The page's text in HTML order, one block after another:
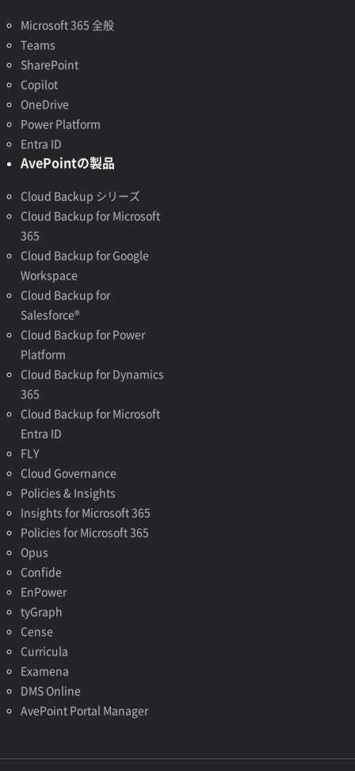
Microsoft 365 全般
Teams
SharePoint
Copilot
OneDrive
Power Platform
Entra ID
AvePointの製品
Cloud Backup シリーズ
Cloud Backup for Microsoft
365
Cloud Backup for Google
Workspace
Cloud Backup for
Salesforce®
Cloud Backup for Power
Platform
Cloud Backup for Dynamics
365
Cloud Backup for Microsoft
Entra ID
FLY
Cloud Governance
Policies & Insights
Insights for Microsoft 365
Policies for Microsoft 365
Opus
Confide
EnPower
tyGraph
Cense
Curricula
Examena
DMS Online
AvePoint Portal Manager